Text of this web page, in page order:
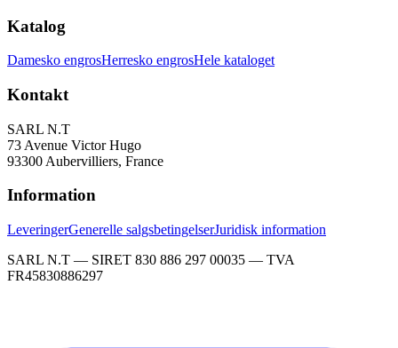
Katalog
Damesko engrosHerresko engrosHele kataloget
Kontakt
SARL N.T
73 Avenue Victor Hugo
93300 Aubervilliers, France
Information
LeveringerGenerelle salgsbetingelserJuridisk information
SARL N.T — SIRET 830 886 297 00035 — TVA
FR45830886297